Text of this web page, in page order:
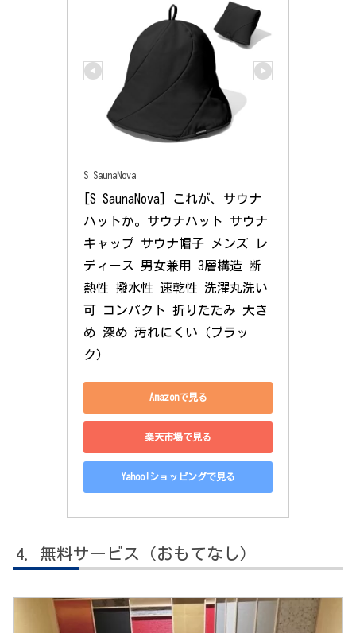
S SaunaNova
[S SaunaNova] これが、サウナ
ハットか。サウナハット サウナ
キャップ サウナ帽子 メンズ レ
ディース 男女兼用 3層構造 断
熱性 撥水性 速乾性 洗濯丸洗い
可 コンパクト 折りたたみ 大き
め 深め 汚れにくい（ブラッ
ク）
Amazonで見る
楽天市場で見る
Yahoo!ショッピングで見る
無料サービス（おもてなし）